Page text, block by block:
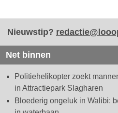
Nieuwstip?
Net binnen
Politiehelikopter zoekt
in Attractiepark Slagharen
Bloederig ongeluk in Walibi: